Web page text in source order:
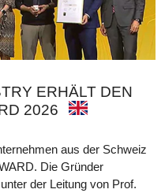
ERHÄLT DEN
2026
aus der Schweiz
Die Gründer
der Leitung von Prof.